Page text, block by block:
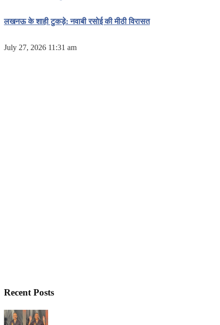
लखनऊ के शाही टुकड़े: नवाबी रसोई की मीठी विरासत
July 27, 2026 11:31 am
Recent Posts